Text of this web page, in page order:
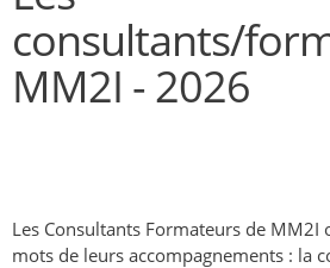
consultants/
MM2I - 2026
Les Consultants Formateurs de
mots de leurs accompagnements : la